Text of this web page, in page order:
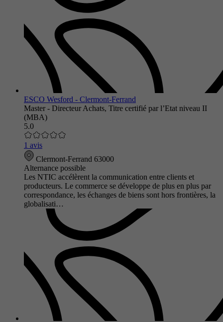
ESCO Wesford - Clermont-Ferrand
Master - Directeur Achats, Titre certifié par l’Etat niveau II
(MBA)
5.0
1 avis
Clermont-Ferrand 63000
Alternance possible
Les NTIC accélèrent la communication entre clients et
producteurs. Le commerce se développe de plus en plus par
correspondance, les échanges de biens sont hors frontières, la
globalisati…